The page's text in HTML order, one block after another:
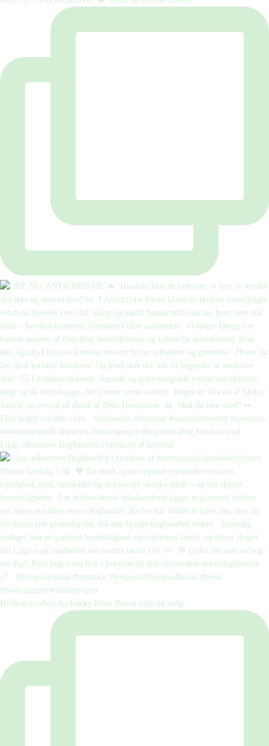
I dag udkommer Boghandlen i fyrtårnet af internati
Hvilken cowboy fra Lucky River Ranch ville du vælg